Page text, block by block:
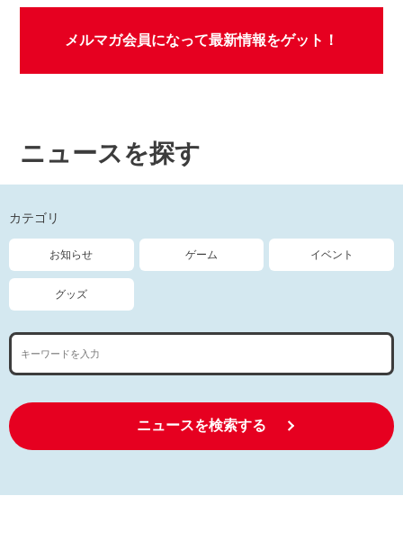
メルマガ会員になって最新情報をゲット！
ニュースを探す
カテゴリ
お知らせ ゲーム イベント
グッズ
ニュースを検索する